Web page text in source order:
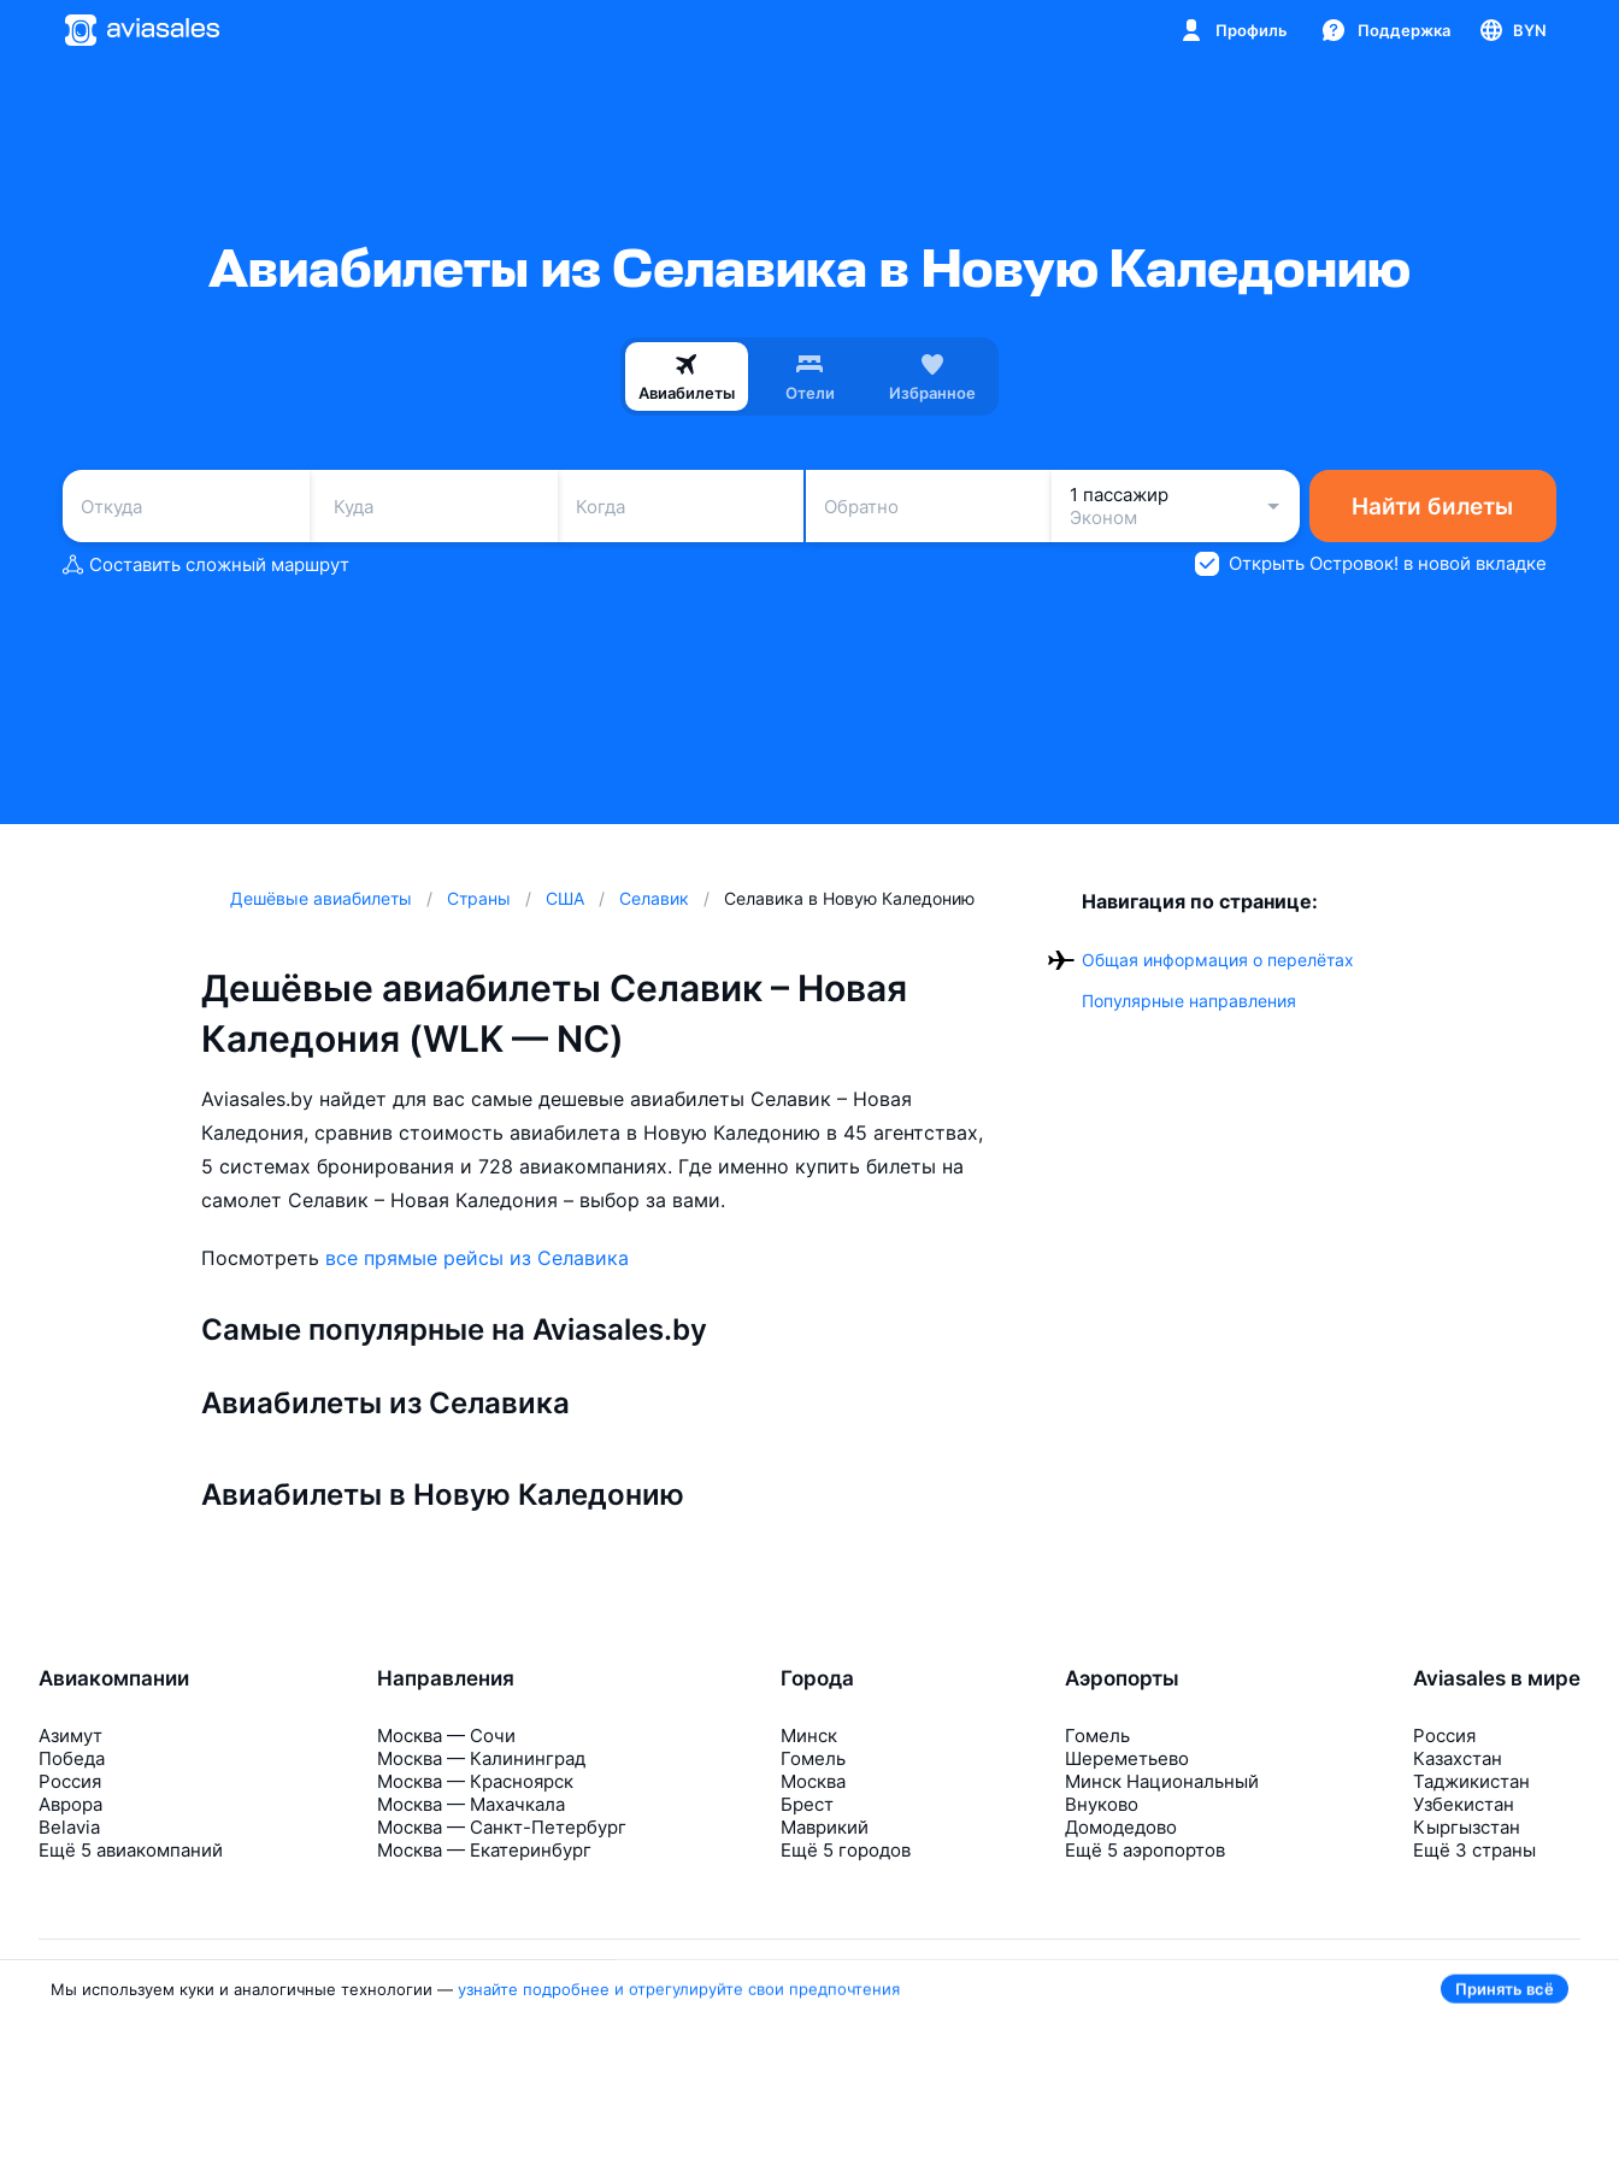
Профиль Поддержка BYN
Авиабилеты из Селавика в Новую Каледонию
Авиабилеты Отели Избранное
Когда Обратно
1 пассажир
Эконом
Найти билеты
Составить сложный маршрут Открыть Островок! в новой вкладке
Дешёвые авиабилеты Страны США Селавик Селавика в Новую Каледонию
Дешёвые авиабилеты Селавик – Новая
Каледония (WLK — NC)
Aviasales.by найдет для вас самые дешевые авиабилеты Селавик – Новая
Каледония, сравнив стоимость авиабилета в Новую Каледонию в 45 агентствах,
5 системах бронирования и 728 авиакомпаниях. Где именно купить билеты на
самолет Селавик – Новая Каледония – выбор за вами.
Посмотреть все прямые рейсы из Селавика
Самые популярные на Aviasales.by
Авиабилеты из Селавика
Авиабилеты в Новую Каледонию
Навигация по странице:
Общая информация о перелётах
Популярные направления
Авиакомпании
Азимут
Победа
Россия
Аврора
Belavia
Ещё 5 авиакомпаний
Направления
Москва — Сочи
Москва — Калининград
Москва — Красноярск
Москва — Махачкала
Москва — Санкт-Петербург
Москва — Екатеринбург
Города
Минск
Гомель
Москва
Брест
Маврикий
Ещё 5 городов
Аэропорты
Гомель
Шереметьево
Минск Национальный
Внуково
Домодедово
Ещё 5 аэропортов
Aviasales в мире
Россия
Казахстан
Таджикистан
Узбекистан
Кыргызстан
Ещё 3 страны
Мы используем куки и аналогичные технологии — узнайте подробнее и отрегулируйте свои предпочтения Принять всё